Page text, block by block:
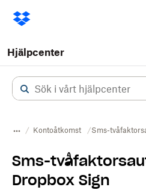
Hjälpcenter
Kontoåtkomst Sms-
Sms-
Dropbox Sign